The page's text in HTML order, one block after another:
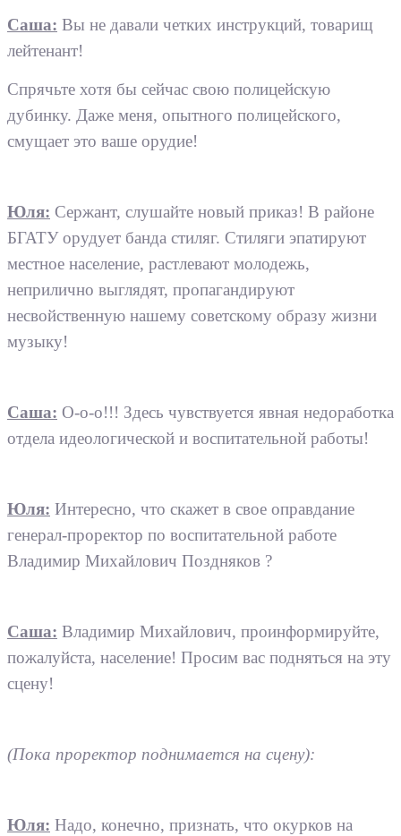
Саша: Вы не давали четких инструкций, товарищ
лейтенант!
Спрячьте хотя бы сейчас свою полицейскую
дубинку. Даже меня, опытного полицейского,
смущает это ваше орудие!
Юля: Сержант, слушайте новый приказ! В районе
БГАТУ орудует банда стиляг. Стиляги эпатируют
местное население, растлевают молодежь,
неприлично выглядят, пропагандируют
несвойственную нашему советскому образу жизни
музыку!
Саша: О-о-о!!! Здесь чувствуется явная недоработка
отдела идеологической и воспитательной работы!
Юля: Интересно, что скажет в свое оправдание
генерал-проректор по воспитательной работе
Владимир Михайлович Поздняков ?
Саша: Владимир Михайлович, проинформируйте,
пожалуйста, население! Просим вас подняться на эту
сцену!
(Пока проректор поднимается на сцену):
Юля: Надо, конечно, признать, что окурков на